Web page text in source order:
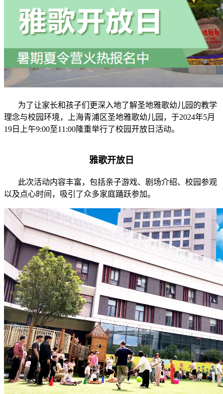
为了让家长和孩子们更深入地了解圣地雅歌幼儿园的教学
理念与校园环境，上海青浦区圣地雅歌幼儿园，于2024年5月
19日上午9:00至11:00隆重举行了校园开放日活动。
雅歌开放日
此次活动内容丰富，包括亲子游戏、剧场介绍、校园参观
以及点心时间，吸引了众多家庭踊跃参加。